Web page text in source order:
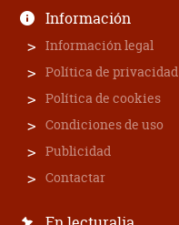
Información
Información legal
Política de privacidad
Política de cookies
Condiciones de uso
Publicidad
Contactar